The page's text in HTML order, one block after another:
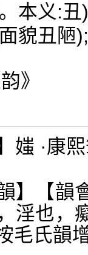
本义:丑)
貌丑陋
》
媸 ·康
】【韻
淫也
毛氏韻